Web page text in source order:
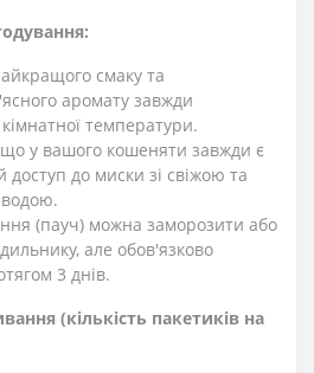
смаку та
аромату завжди
температури.
у вашого кошеняти завжди є
до миски зі свіжою та
(пауч) можна заморозити або
але обов'язково
3 днів.
(кількість пакетиків на